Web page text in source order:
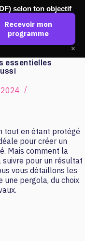
essentielles
tout en étant protégé
pour créer un
Mais comment la
suivre pour un résultat
vous détaillons les
une pergola, du choix
selon ton objectif
Recevoir mon
programme
×